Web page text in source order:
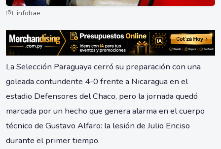
infobae
La Selección Paraguaya cerró su preparación con una
goleada contundente 4-0 frente a Nicaragua en el
estadio Defensores del Chaco, pero la jornada quedó
marcada por un hecho que genera alarma en el cuerpo
técnico de Gustavo Alfaro: la lesión de Julio Enciso
durante el primer tiempo.